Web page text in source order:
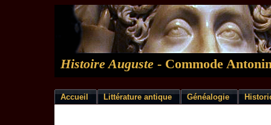
Histoire Auguste - Commode
Accueil Littérature antique Généalogie